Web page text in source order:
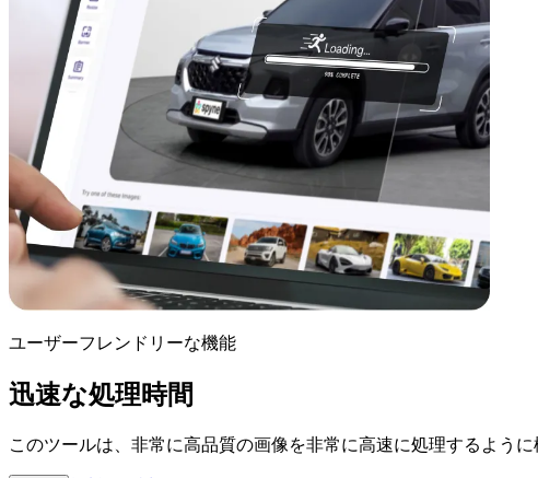
ユーザーフレンドリーな機能
迅速な処理時間
このツールは、非常に高品質の画像を非常に高速に処理するよう